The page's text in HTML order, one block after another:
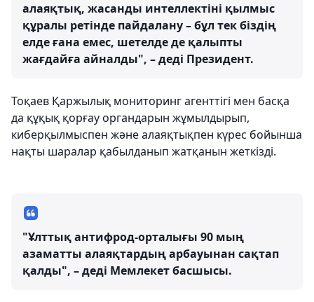
алаяқтық, жасанды интеллектіні қылмыс
құралы ретінде пайдалану – бұл тек біздің
елде ғана емес, шетелде де қалыпты
жағдайға айналды", – деді Президент.
Тоқаев Қаржылық мониторинг агенттігі мен басқа
да құқық қорғау органдарын жұмылдырып,
киберқылмыспен және алаяқтықпен күрес бойынша
нақты шаралар қабылданып жатқанын жеткізді.
"Ұлттық антифрод-орталығы 90 мың
азаматты алаяқтардың арбауынан сақтап
қалды", – деді Мемлекет басшысы.